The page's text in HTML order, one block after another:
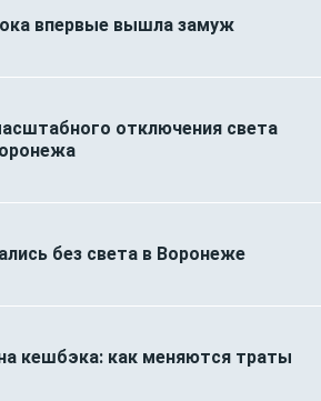
впервые вышла замуж
отключения света
без света в Воронеже
кешбэка: как меняются траты